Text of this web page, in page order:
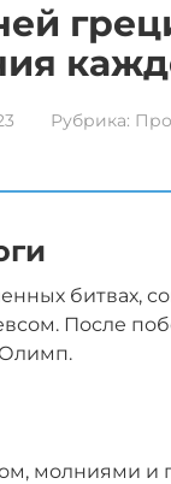
Рубрика:
битвах,
После
молниями и